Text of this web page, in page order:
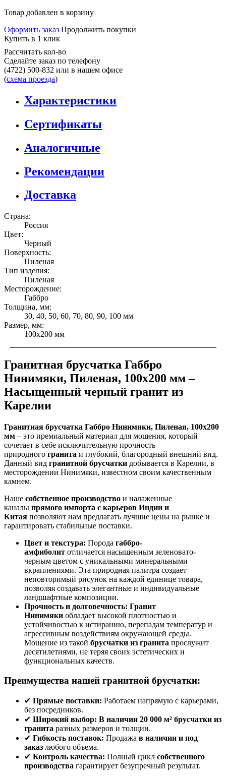
Товар добавлен в корзину
Оформить заказ Продолжить покупки
Купить в 1 клик
Рассчитать кол-во
Сделайте заказ по телефону
(4722) 500-832 или в нашем офисе
(схема проезда)
Характеристики
Сертификаты
Аналогичные
Рекомендации
Доставка
Страна:
Россия
Цвет:
Черный
Поверхность:
Пиленая
Тип изделия:
Пиленая
Месторождение:
Габбро
Толщина, мм:
30, 40, 50, 60, 70, 80, 90, 100 мм
Размер, мм:
100х200 мм
Гранитная брусчатка Габбро
Нинимяки, Пиленая, 100х200 мм –
Насыщенный черный гранит из
Карелии
Гранитная брусчатка Габбро Нинимяки, Пиленая, 100х200
мм – это премиальный материал для мощения, который
сочетает в себе исключительную прочность
природного гранита и глубокий, благородный внешний вид.
Данный вид гранитной брусчатки добывается в Карелии, в
месторождении Нинимяки, известном своим качественным
камнем.
Наше собственное производство и налаженные
каналы прямого импорта с карьеров Индии и
Китая позволяют нам предлагать лучшие цены на рынке и
гарантировать стабильные поставки.
Цвет и текстура: Порода габбро-
амфиболит отличается насыщенным зеленовато-
черным цветом с уникальными минеральными
вкраплениями. Эта природная палитра создает
неповторимый рисунок на каждой единице товара,
позволяя создавать элегантные и индивидуальные
ландшафтные композиции.
Прочность и долговечность: Гранит
Нинимяки обладает высокой плотностью и
устойчивостью к истиранию, перепадам температур и
агрессивным воздействиям окружающей среды.
Мощение из такой брусчатки из гранита прослужит
десятилетиями, не теряя своих эстетических и
функциональных качеств.
Преимущества нашей гранитной брусчатки:
✔ Прямые поставки: Работаем напрямую с карьерами,
без посредников.
✔ Широкий выбор: В наличии 20 000 м² брусчатки из
гранита разных размеров и толщин.
✔ Гибкость поставок: Продажа в наличии и под
заказ любого объема.
✔ Контроль качества: Полный цикл собственного
производства гарантирует безупречный результат.